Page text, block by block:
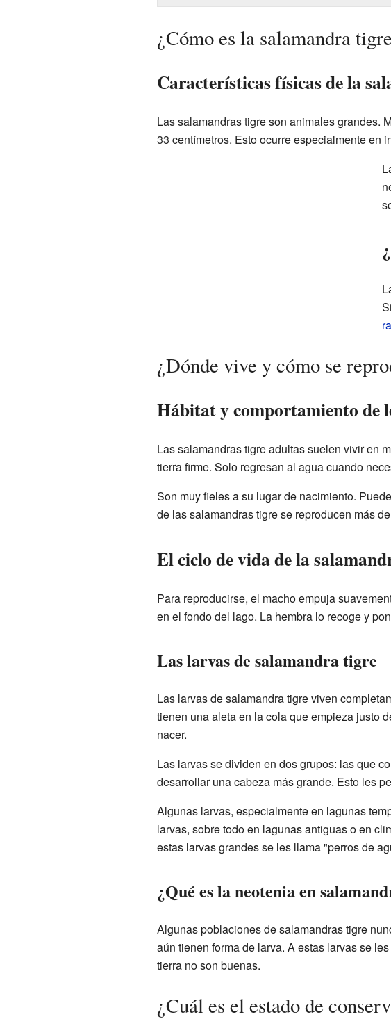
¿Cómo es la salamandra
Características físicas de la
Las salamandras tigre son animales grandes.
33 centímetros. Esto ocurre especialmente en
¿Dónde vive y cómo se
Hábitat y comportamiento de
Las salamandras tigre adultas suelen vivir en
tierra firme. Solo regresan al agua cuando
Son muy fieles a su lugar de nacimiento.
de las salamandras tigre se reproducen más
El ciclo de vida de la
Para reproducirse, el macho empuja
en el fondo del lago. La hembra lo recoge y
Las larvas de salamandra tigre
Las larvas de salamandra tigre viven
tienen una aleta en la cola que empieza justo
nacer.
Las larvas se dividen en dos grupos: las que
desarrollar una cabeza más grande. Esto les
Algunas larvas, especialmente en lagunas
larvas, sobre todo en lagunas antiguas o en
estas larvas grandes se les llama "perros de
¿Qué es la neotenia en
Algunas poblaciones de salamandras tigre
aún tienen forma de larva. A estas larvas se
tierra no son buenas.
¿Cuál es el estado de